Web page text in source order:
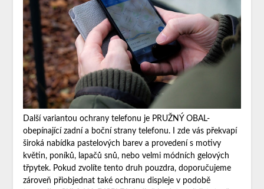
Další variantou ochrany telefonu je PRUŽNÝ OBAL-
obepínající zadní a boční strany telefonu. I zde vás překvapí
široká nabídka pastelových barev a provedení s motivy
květin, poníků, lapačů snů, nebo velmi módních gelových
třpytek. Pokud zvolíte tento druh pouzdra, doporučujeme
zároveň přiobjednat také ochranu displeje v podobě